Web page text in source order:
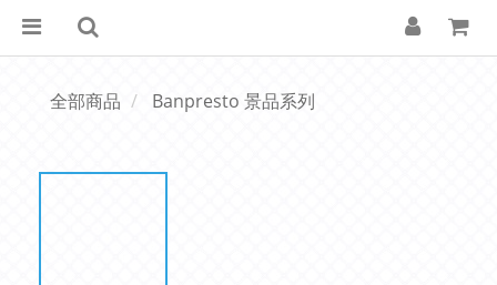
全部商品 Banpresto 景品系列